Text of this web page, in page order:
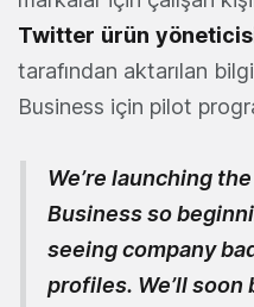
Twitter ürün
tarafından aktarılan
Business için pilot
We’re launching
Business so
seeing company
profiles. We’ll soon